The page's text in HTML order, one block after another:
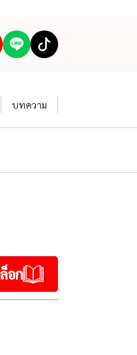
บทความ
อก